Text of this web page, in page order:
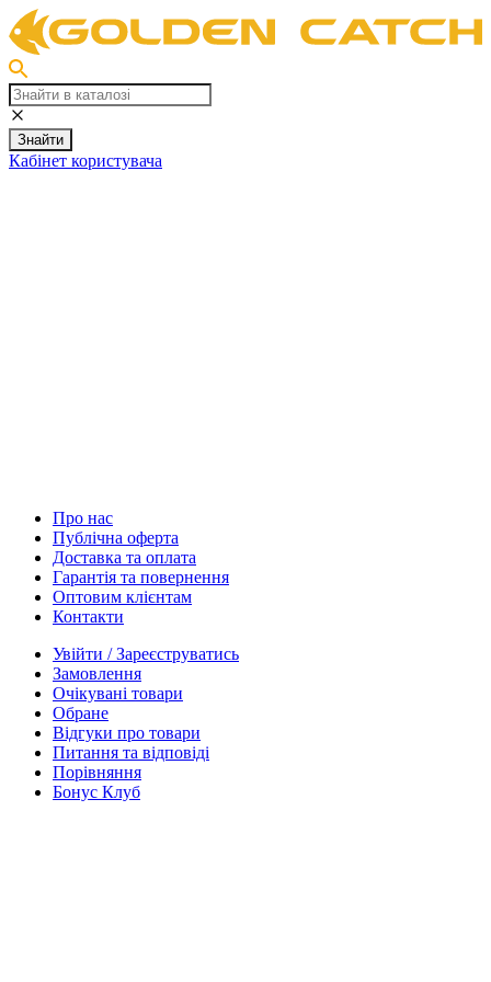
Знайти
Кабінет користувача
Про нас
Публічна оферта
Доставка та оплата
Гарантія та повернення
Оптовим клієнтам
Контакти
Увійти / Зареєструватись
Замовлення
Очікувані товари
Обране
Відгуки про товари
Питання та відповіді
Порівняння
Бонус Клуб